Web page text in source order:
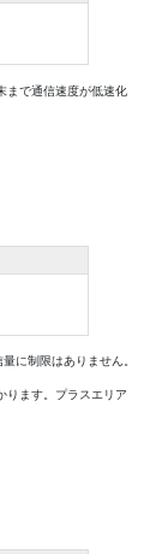
まで通信速度が低速化
に制限はありません。
ります。プラスエリア